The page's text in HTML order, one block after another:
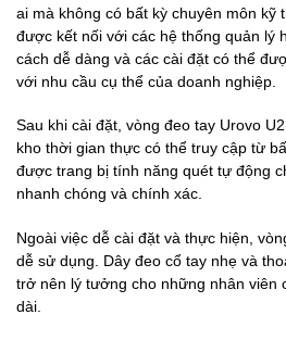
ai mà không có bất kỳ chuyên môn kỹ
được kết nối với các hệ thống quản lý
cách dễ dàng và các cài đặt có thể
với nhu cầu cụ thể của doanh nghiệp.
Sau khi cài đặt, vòng đeo tay Urovo
kho thời gian thực có thể truy cập từ
được trang bị tính năng quét tự động
nhanh chóng và chính xác.
Ngoài việc dễ cài đặt và thực hiện,
dễ sử dụng. Dây đeo cổ tay nhẹ và
trở nên lý tưởng cho những nhân viên
dài.